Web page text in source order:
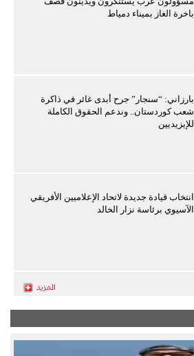
باخرة الغاز بميناء دمياط
بارزاني: “سنجار” جرح أبدى غائر في ذاكرة
شعب كوردستان.. وندعم الحقوق الكاملة
للإيزيديين
انتخاب قيادة جديدة لاتحاد الإعلاميين الأفريقي
الآسيوي برئاسة نزار الخالد